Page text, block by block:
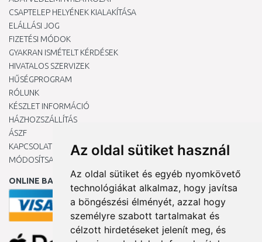
Az oldal sütiket használ
Az oldal sütiket és egyéb nyomkövető
technológiákat alkalmaz, hogy javítsa
a böngészési élményét, azzal hogy
személyre szabott tartalmakat és
célzott hirdetéseket jelenít meg, és
CSAPTELEP HELYÉNEK KIALAKÍTÁSA
ELÁLLÁSI JOG
FIZETÉSI MÓDOK
GYAKRAN ISMÉTELT KÉRDÉSEK
HIVATALOS SZERVIZEK
HŰSÉGPROGRAM
RÓLUNK
KÉSZLET INFORMÁCIÓ
HÁZHOZSZÁLLÍTÁS
ÁSZF
KAPCSOLAT
MÓDOSÍTSA A COOKIE-BEÁLLÍTÁSAIMAT
ONLINE BANKKÁRTYÁVAL